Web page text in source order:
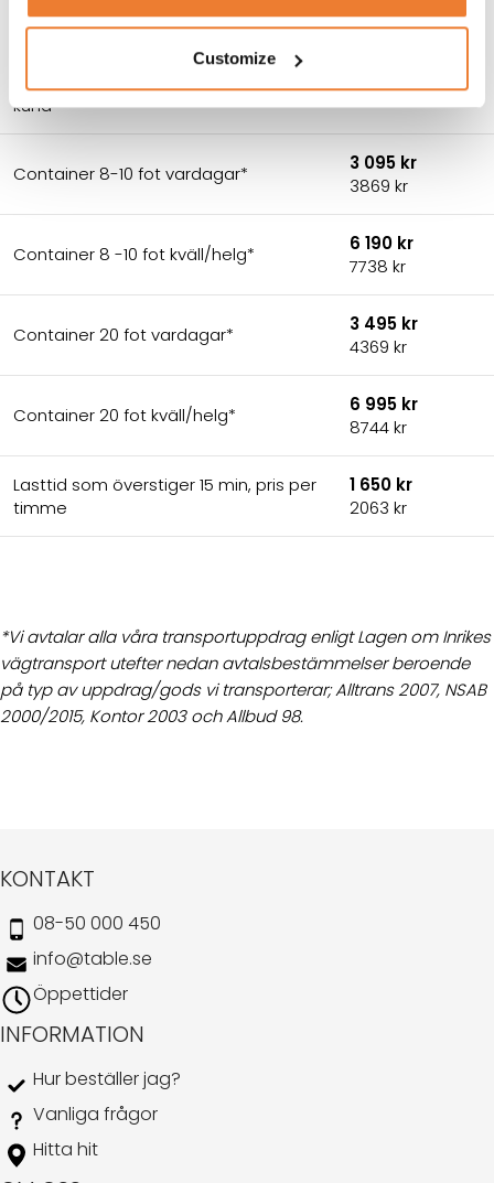
Customize
Kostnader kranbilstransport –
frånpris
Grundavgift transport/väg inom
Stockholm inkl 15 min avlastning hos
kund
Container 8-10 fot vardagar*
3 095 kr
3869 kr
Container 8 -10 fot kväll/helg*
6 190 kr
7738 kr
Container 20 fot vardagar*
3 495 kr
4369 kr
Container 20 fot kväll/helg*
6 995 kr
8744 kr
Lasttid som överstiger 15 min, pris per
timme
1 650 kr
2063 kr
*Vi avtalar alla våra transportuppdrag enligt Lagen om Inrikes
vägtransport utefter nedan avtalsbestämmelser beroende
på typ av uppdrag/gods vi transporterar; Alltrans 2007, NSAB
2000/2015, Kontor 2003 och Allbud 98.
KONTAKT
08-50 000 450
info@table.se
Öppettider
INFORMATION
Hur beställer jag?
Vanliga frågor
Hitta hit